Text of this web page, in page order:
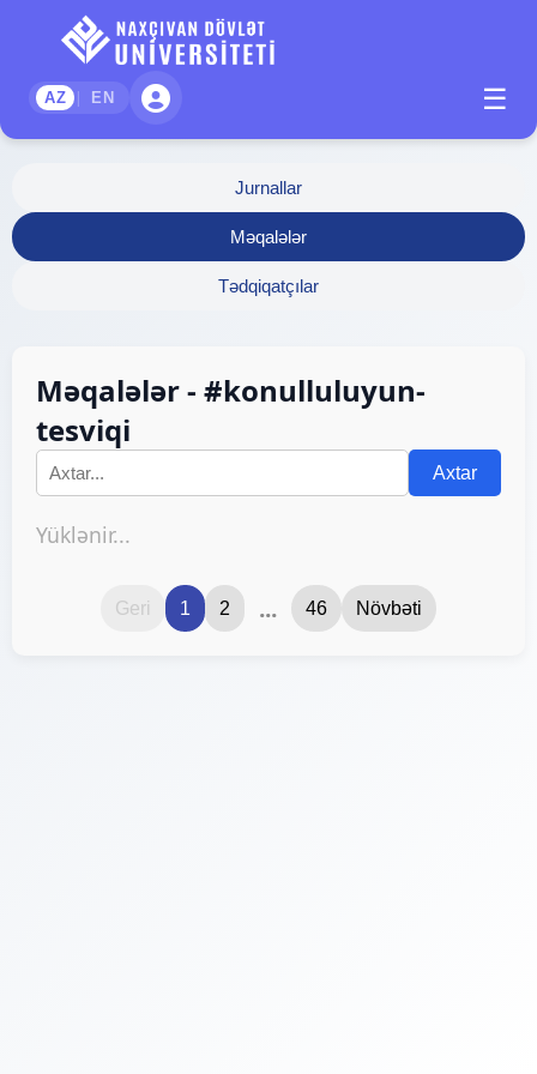
AZ | EN ☰
Jurnallar
Məqalələr
Tədqiqatçılar
Məqalələr - #konulluluyun-
tesviqi
Axtar
Yüklənir...
Geri 1 2 ... 46 Növbəti